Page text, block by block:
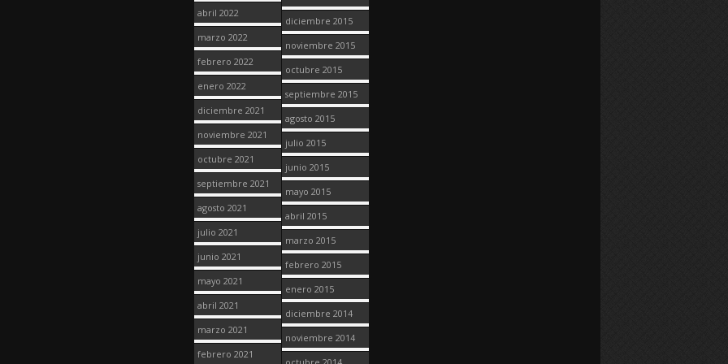
abril 2022
marzo 2022
febrero 2022
enero 2022
diciembre 2021
noviembre 2021
octubre 2021
septiembre 2021
agosto 2021
julio 2021
junio 2021
mayo 2021
abril 2021
marzo 2021
febrero 2021
diciembre 2015
noviembre 2015
octubre 2015
septiembre 2015
agosto 2015
julio 2015
junio 2015
mayo 2015
abril 2015
marzo 2015
febrero 2015
enero 2015
diciembre 2014
noviembre 2014